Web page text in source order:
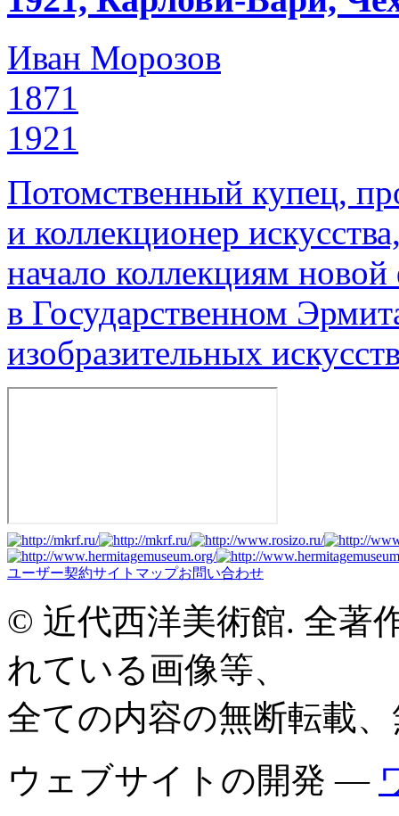
Иван Морозов
1871
1921
Потомственный купец,
и коллекционер
начало коллекциям
в Государственном
изобразительных
ユーザー契約サイトマップお問い合わせ
© 近代西洋美術館. 全著
れている画像等、
全ての内容の無断転載
ウェブサイトの開発 —